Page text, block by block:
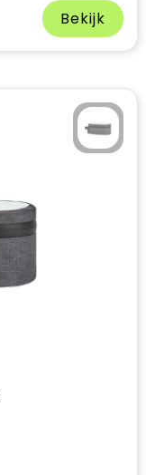
Bekijk